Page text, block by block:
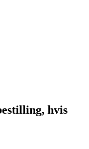
hvis